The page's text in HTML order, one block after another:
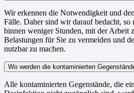
Wir erkennen die Notwendigkeit und
Fälle. Daher sind wir darauf bedacht,
binnen weniger Stunden, mit der Arbeit
Belastungen für Sie zu vermeiden und
nutzbar zu machen.
Wo werden die kontaminierten
Alle kontaminierten Gegenstände, die